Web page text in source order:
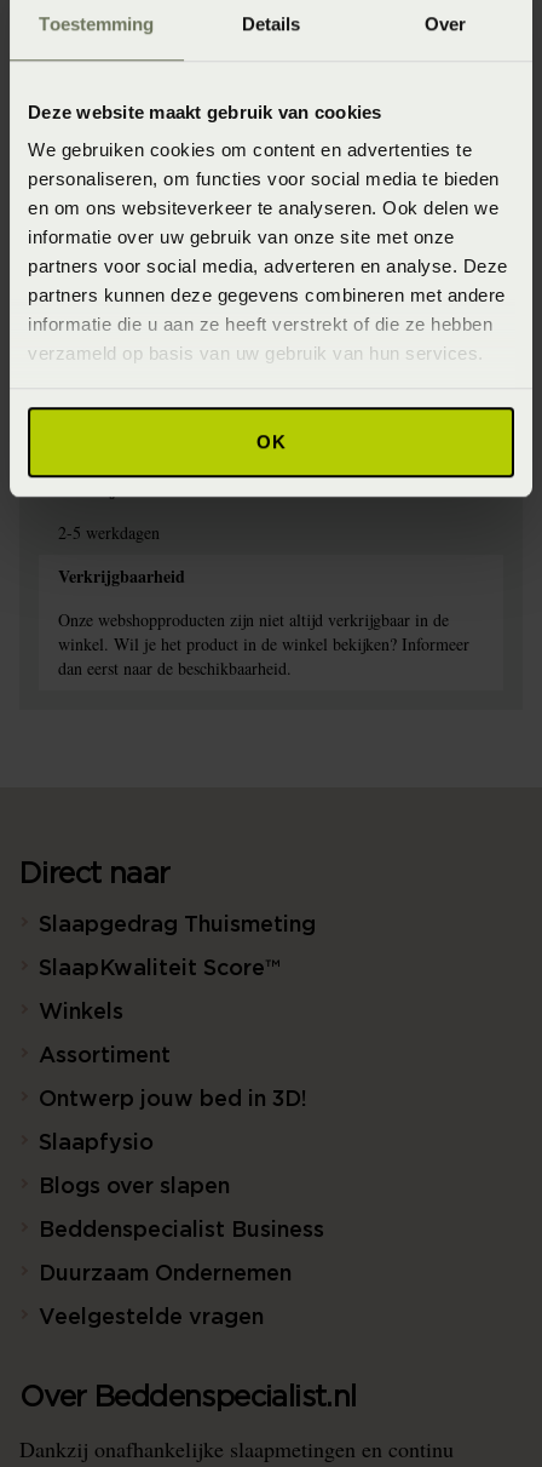
Toestemming Details Over
Deze website maakt gebruik van cookies
We gebruiken cookies om content en advertenties te
personaliseren, om functies voor social media te bieden
en om ons websiteverkeer te analyseren. Ook delen we
informatie over uw gebruik van onze site met onze
partners voor social media, adverteren en analyse. Deze
partners kunnen deze gegevens combineren met andere
informatie die u aan ze heeft verstrekt of die ze hebben
verzameld op basis van uw gebruik van hun services.
OK
Materiaal
Jersey
Specifiek materiaal
97% Katoen, 3% elestan
Afwerking
Elastiek rondom
Wasinstructie
2-5 werkdagen
Verkrijgbaarheid
Onze webshopproducten zijn niet altijd verkrijgbaar in de
winkel. Wil je het product in de winkel bekijken? Informeer
dan eerst naar de beschikbaarheid.
Direct naar
Slaapgedrag Thuismeting
SlaapKwaliteit Score™
Winkels
Assortiment
Ontwerp jouw bed in 3D!
Slaapfysio
Blogs over slapen
Beddenspecialist Business
Duurzaam Ondernemen
Veelgestelde vragen
Over Beddenspecialist.nl
Dankzij onafhankelijke slaapmetingen en continu